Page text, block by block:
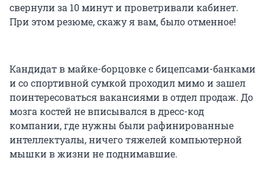
свернули за 10 минут и проветривали кабинет.
При этом резюме, скажу я вам, было отменное!
Кандидат в майке-борцовке с бицепсами-банками
и со спортивной сумкой проходил мимо и зашел
поинтересоваться вакансиями в отдел продаж. До
мозга костей не вписывался в дресс-код
компании, где нужны были рафинированные
интеллектуалы, ничего тяжелей компьютерной
мышки в жизни не поднимавшие.